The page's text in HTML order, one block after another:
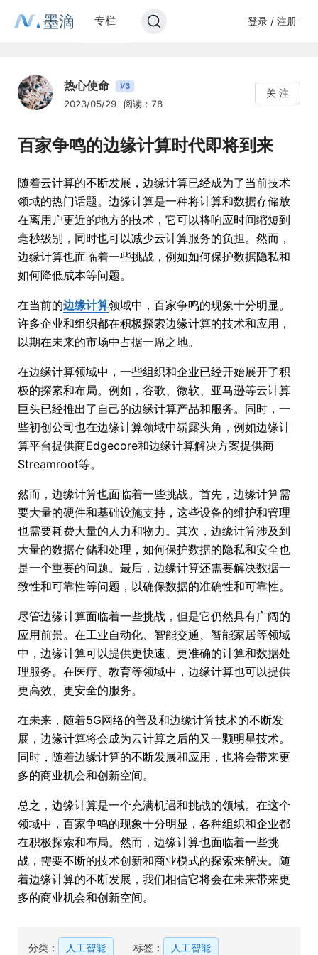
墨滴 专栏 登录 / 注册
热心使命 V3
2023/05/29 阅读：78
关 注
百家争鸣的边缘计算时代即将到来
随着云计算的不断发展，边缘计算已经成为了当前技术
领域的热门话题。边缘计算是一种将计算和数据存储放
在离用户更近的地方的技术，它可以将响应时间缩短到
毫秒级别，同时也可以减少云计算服务的负担。然而，
边缘计算也面临着一些挑战，例如如何保护数据隐私和
如何降低成本等问题。
在当前的边缘计算领域中，百家争鸣的现象十分明显。
许多企业和组织都在积极探索边缘计算的技术和应用，
以期在未来的市场中占据一席之地。
在边缘计算领域中，一些组织和企业已经开始展开了积
极的探索和布局。例如，谷歌、微软、亚马逊等云计算
巨头已经推出了自己的边缘计算产品和服务。同时，一
些初创公司也在边缘计算领域中崭露头角，例如边缘计
算平台提供商Edgecore和边缘计算解决方案提供商
Streamroot等。
然而，边缘计算也面临着一些挑战。首先，边缘计算需
要大量的硬件和基础设施支持，这些设备的维护和管理
也需要耗费大量的人力和物力。其次，边缘计算涉及到
大量的数据存储和处理，如何保护数据的隐私和安全也
是一个重要的问题。最后，边缘计算还需要解决数据一
致性和可靠性等问题，以确保数据的准确性和可靠性。
尽管边缘计算面临着一些挑战，但是它仍然具有广阔的
应用前景。在工业自动化、智能交通、智能家居等领域
中，边缘计算可以提供更快速、更准确的计算和数据处
理服务。在医疗、教育等领域中，边缘计算也可以提供
更高效、更安全的服务。
在未来，随着5G网络的普及和边缘计算技术的不断发
展，边缘计算将会成为云计算之后的又一颗明星技术。
同时，随着边缘计算的不断发展和应用，也将会带来更
多的商业机会和创新空间。
总之，边缘计算是一个充满机遇和挑战的领域。在这个
领域中，百家争鸣的现象十分明显，各种组织和企业都
在积极探索和布局。然而，边缘计算也面临着一些挑
战，需要不断的技术创新和商业模式的探索来解决。随
着边缘计算的不断发展，我们相信它将会在未来带来更
多的商业机会和创新空间。
分类： 人工智能 标签： 人工智能